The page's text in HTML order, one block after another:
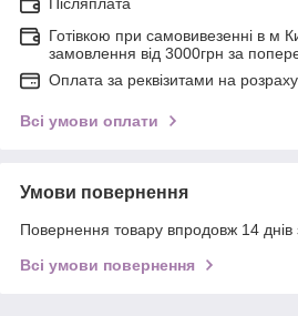
Післяплата
Готівкою при самовивезенні в м
замовлення від 3000грн за
Оплата за реквізитами на
Всі умови оплати
Умови повернення
Повернення товару впродовж 14 днів
Всі умови повернення